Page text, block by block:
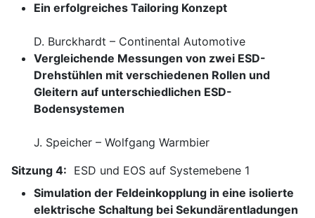
Ein erfolgreiches Tailoring Konzept
D. Burckhardt – Continental Automotive
Vergleichende Messungen von zwei ESD-
Drehstühlen mit verschiedenen Rollen und
Gleitern auf unterschiedlichen ESD-
Bodensystemen
J. Speicher – Wolfgang Warmbier
Sitzung 4: ESD und EOS auf Systemebene 1
Simulation der Feldeinkopplung in eine isolierte
elektrische Schaltung bei Sekundärentladungen